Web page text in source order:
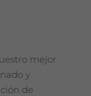
mejor
y
de